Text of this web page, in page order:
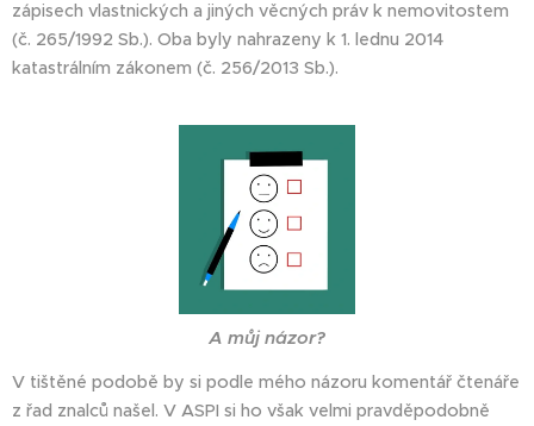
zápisech vlastnických a jiných věcných práv k nemovitostem
(č. 265/1992 Sb.). Oba byly nahrazeny k 1. lednu 2014
katastrálním zákonem (č. 256/2013 Sb.).
A můj názor?
V tištěné podobě by si podle mého názoru komentář čtenáře
z řad znalců našel. V ASPI si ho však velmi pravděpodobně